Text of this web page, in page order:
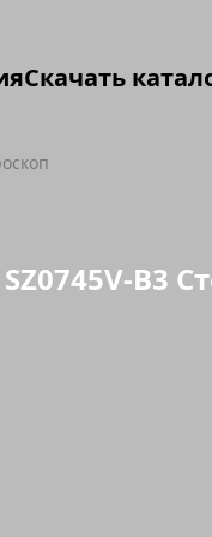
Скачать
SZ0745V-B3